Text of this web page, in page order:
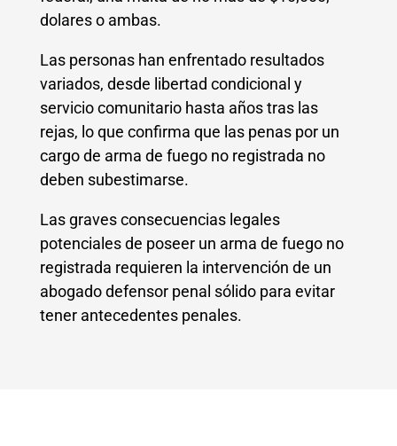
dolares o ambas.
Las personas han enfrentado resultados
variados, desde libertad condicional y
servicio comunitario hasta años tras las
rejas, lo que confirma que las penas por un
cargo de arma de fuego no registrada no
deben subestimarse.
Las graves consecuencias legales
potenciales de poseer un arma de fuego no
registrada requieren la intervención de un
abogado defensor penal sólido para evitar
tener antecedentes penales.